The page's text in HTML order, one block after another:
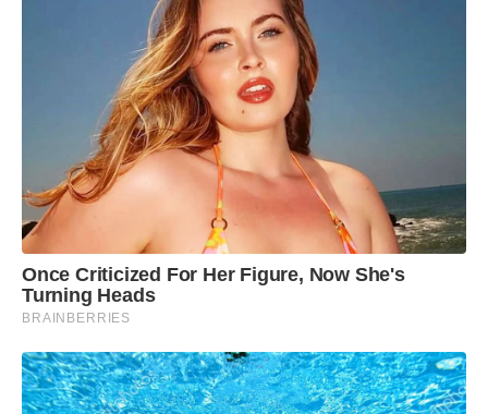
Once Criticized For Her Figure, Now She's
Turning Heads
BRAINBERRIES